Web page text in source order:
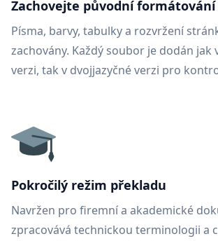
Zachovejte původní formátování
Písma, barvy, tabulky a rozvržení
zachovány. Každý soubor je dodán jak
verzi, tak v dvojjazyčné verzi pro
Pokročilý režim překladu
Navržen pro firemní a akademické
zpracovává technickou terminologii a